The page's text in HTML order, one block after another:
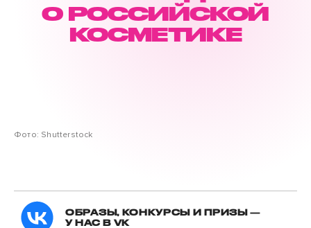
О РОССИЙСКОЙ
КОСМЕТИКЕ
Фото: Shutterstock
ОБРАЗЫ, КОНКУРСЫ И ПРИЗЫ —
У НАС В VK